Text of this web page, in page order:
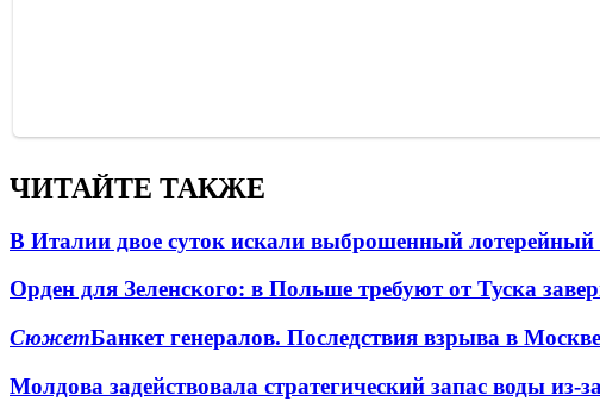
ЧИТАЙТЕ ТАКЖЕ
В Италии двое суток искали выброшенный
Орден для Зеленского: в Польше требуют от Туска
СюжетБанкет генералов. Последствия взрыва в Москве
Молдова задействовала стратегический запас воды из-